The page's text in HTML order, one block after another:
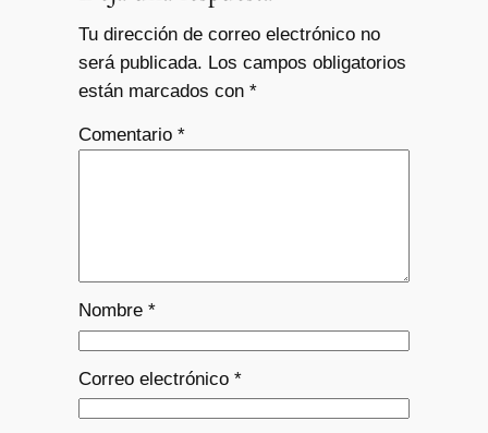
Tu dirección de correo electrónico no
será publicada. Los campos obligatorios
están marcados con *
Comentario *
Nombre *
Correo electrónico *